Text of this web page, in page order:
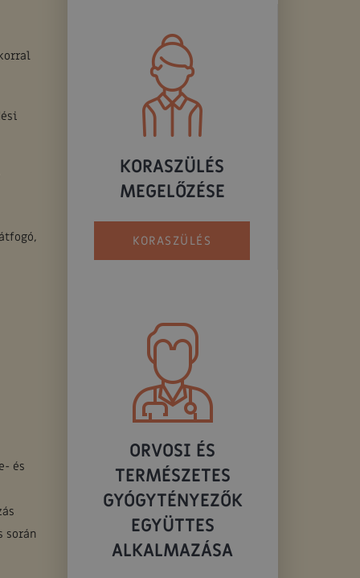
és
során
KORASZÜLÉS
MEGELŐZÉSE
KORASZÜLÉS
ORVOSI ÉS
TERMÉSZETES
GYÓGYTÉNYEZŐK
EGYÜTTES
ALKALMAZÁSA